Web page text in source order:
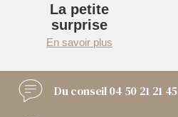
La petite
surprise
En savoir plus
Du conseil04 50 21 21 45